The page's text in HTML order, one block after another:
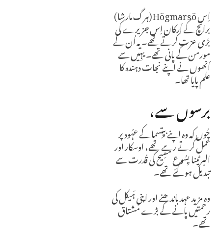
اِس Högmarsö (ہرگ مارشا)
برانچ کے اَرکان اِس جزیرے کی
بڑی عزت کرتے تھے۔ یہ اُن کے
مورمن کے پانی تھے۔یہِیں سے
اُنھوں نے اپنے نجات دہندہ کا
علم پایا تھا۔
برسوں سے،
چُوں کہ وہ اپنے بپتِسما کے عہُود پر
عمل کرتے رہے تھے، اوسکار اور
البرٹینا یِسُوع مسِیح کی قُدرت سے
تبدیل ہو گئے تھے۔
وہ مزید عہد باندھنے اور اپنی ہَیکل کی
رحمتیں پانے کے بڑے مُشتاق
تھے۔